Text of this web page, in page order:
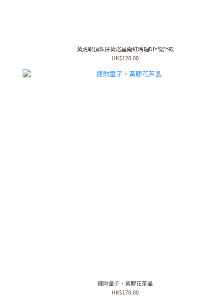
黃虎眼頂珠拼黃塔晶南紅瑪瑙DIY設計款
HK$128.00
運財童子・黃膠花茶晶
HK$178.00